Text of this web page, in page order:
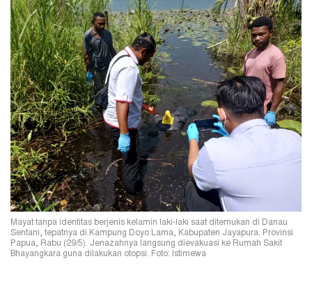
Mayat tanpa identitas berjenis kelamin laki-laki saat ditemukan di Danau
Sentani, tepatnya di Kampung Doyo Lama, Kabupaten Jayapura. Provinsi
Papua, Rabu (29/5). Jenazahnya langsung dievakuasi ke Rumah Sakit
Bhayangkara guna dilakukan otopsi. Foto: Istimewa